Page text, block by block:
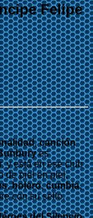
Felipe
,canción
es
y está en ese club
de piel en piel,
bolero, cumbia,
con su sello.